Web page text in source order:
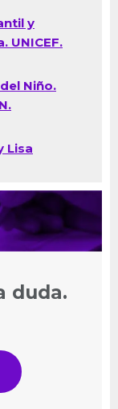
y
UNICEF.
Niño.
Lisa
duda.